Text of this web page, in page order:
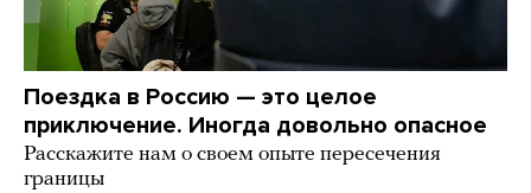
Поездка в Россию — это целое
приключение. Иногда довольно опасное
Расскажите нам о своем опыте пересечения
границы